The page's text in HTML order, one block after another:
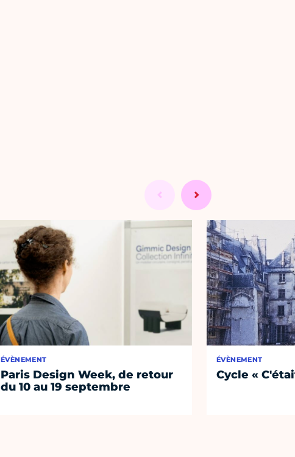
ÉVÈNEMENT
Paris Design Week, de retour
du 10 au 19 septembre
ÉVÈNEMENT
Cycle «